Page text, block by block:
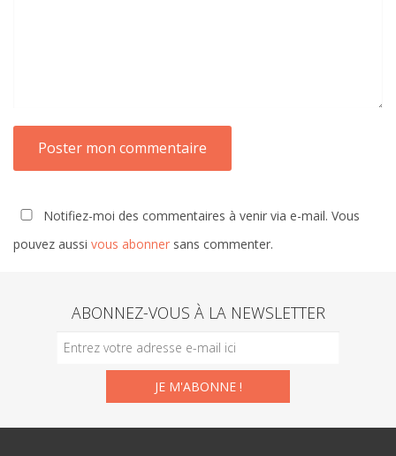
Notifiez-moi des commentaires à venir via e-mail. Vous
pouvez aussi vous abonner sans commenter.
ABONNEZ-VOUS À LA NEWSLETTER